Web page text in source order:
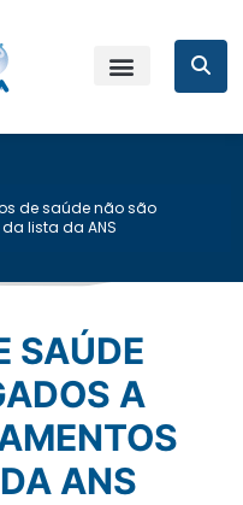
de saúde não são
lista da ANS
A
ANS